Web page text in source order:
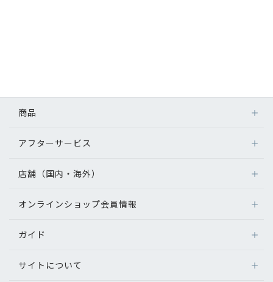
商品
アフターサービス
店舗（国内・海外）
オンラインショップ会員情報
ガイド
サイトについて